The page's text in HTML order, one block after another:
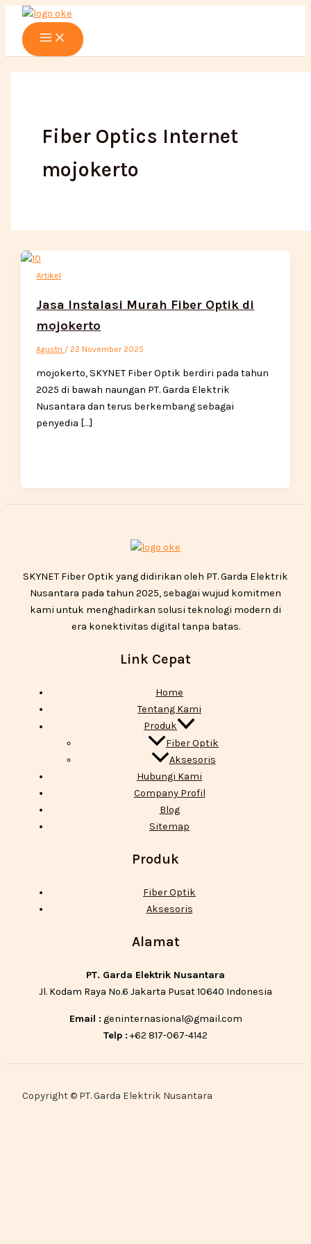
Lewati
konten
Main
Menu
Fiber Optics Internet
mojokerto
Artikel
Jasa Instalasi Murah Fiber Optik di
mojokerto
Agustri / 22 November 2025
mojokerto, SKYNET Fiber Optik berdiri pada tahun
2025 di bawah naungan PT. Garda Elektrik
Nusantara dan terus berkembang sebagai
penyedia […]
SKYNET Fiber Optik yang didirikan oleh PT. Garda Elektrik
Nusantara pada tahun 2025, sebagai wujud komitmen
kami untuk menghadirkan solusi teknologi modern di
era konektivitas digital tanpa batas.
Link Cepat
Home
Tentang Kami
Produk
Fiber Optik
Aksesoris
Hubungi Kami
Company Profil
Blog
Sitemap
Produk
Fiber Optik
Aksesoris
Alamat
PT. Garda Elektrik Nusantara
Jl. Kodam Raya No.6 Jakarta Pusat 10640 Indonesia
Email : geninternasional@gmail.com
Telp :+62 817-067-4142
Copyright © PT. Garda Elektrik Nusantara